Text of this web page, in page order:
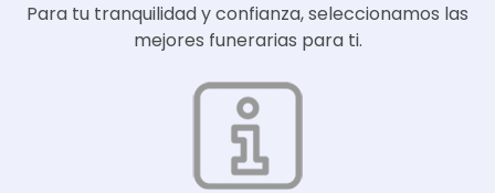
Para tu tranquilidad y confianza, seleccionamos las
mejores funerarias para ti.